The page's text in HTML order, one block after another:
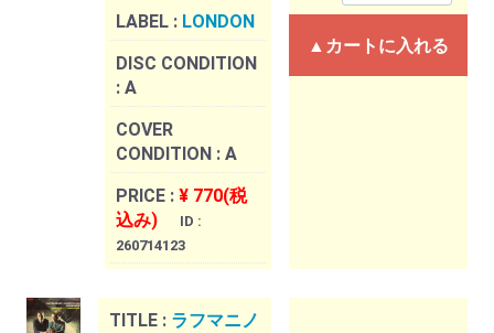
LABEL : LONDON
DISC CONDITION
: A
COVER
CONDITION : A
PRICE : ¥ 770(税
込み)
ID :
260714123
▲カートに入れる
TITLE : ラフマニノ